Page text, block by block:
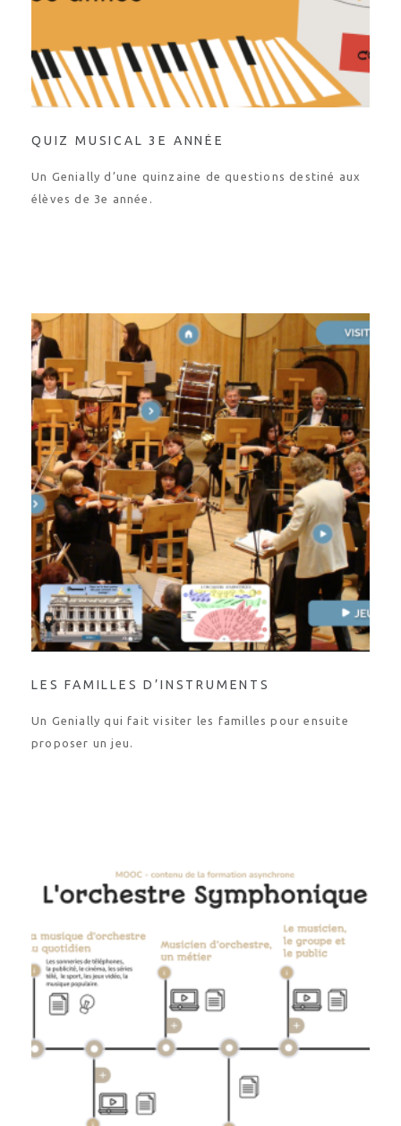
QUIZ MUSICAL 3E ANNÉE
Un Genially d’une quinzaine de questions destiné aux
élèves de 3e année.
LES FAMILLES D’INSTRUMENTS
Un Genially qui fait visiter les familles pour ensuite
proposer un jeu.